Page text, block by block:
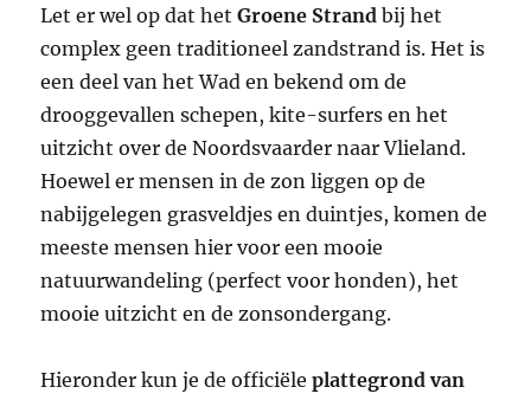
Let er wel op dat hetGroene Strand bij het
complex geen traditioneel zandstrand is. Het is
een deel van het Wad en bekend om de
drooggevallen schepen, kite-surfers en het
uitzicht over de Noordsvaarder naar Vlieland.
Hoewel er mensen in de zon liggen op de
nabijgelegen grasveldjes en duintjes, komen de
meeste mensen hier voor een mooie
natuurwandeling (perfect voor honden), het
mooie uitzicht en de zonsondergang.
Hieronder kun je de officiëleplattegrond van